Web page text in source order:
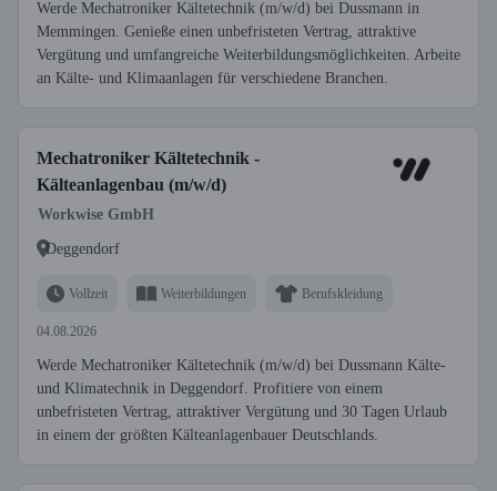
Werde Mechatroniker Kältetechnik (m/w/d) bei Dussmann in
Memmingen. Genieße einen unbefristeten Vertrag, attraktive
Vergütung und umfangreiche Weiterbildungsmöglichkeiten. Arbeite
an Kälte- und Klimaanlagen für verschiedene Branchen.
Mechatroniker Kältetechnik -
Kälteanlagenbau (m/w/d)
Workwise GmbH
Deggendorf
Vollzeit Weiterbildungen Berufskleidung
04.08.2026
Werde Mechatroniker Kältetechnik (m/w/d) bei Dussmann Kälte-
und Klimatechnik in Deggendorf. Profitiere von einem
unbefristeten Vertrag, attraktiver Vergütung und 30 Tagen Urlaub
in einem der größten Kälteanlagenbauer Deutschlands.